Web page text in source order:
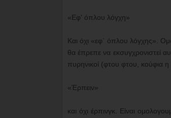
«Εφ' όπλου λόγχη»
Και όχι «εφ΄ όπλου λόγχης».
θα έπρεπε να εκσυγχρονιστεί
πυρηνικοί (φτου φτου, κούφια
«Έρπειν»
και όχι έρπινγκ. Είναι